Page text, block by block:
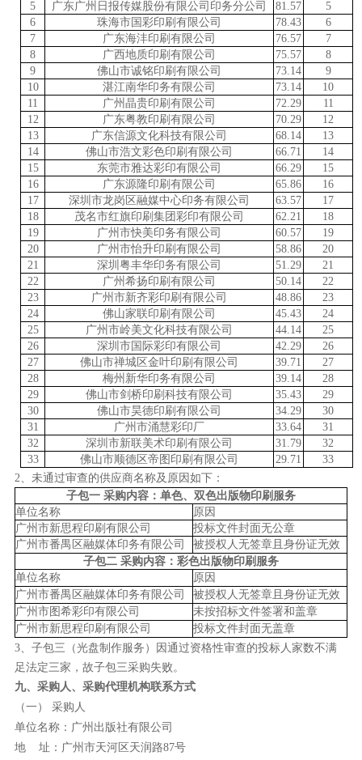
5 广东广州日报传媒股份有限公司印务分公司 81.57
5
6
珠海市国彩印刷有限公司 78.43
6
7
广东海沣印刷有限公司 76.57
7
8
广西地质印刷有限公司 75.57
8
9
佛山市诚铭印刷有限公司 73.14
9
10
湛江南华印务有限公司 73.14
10
11
广州晶贵印刷有限公司 72.29
11
12
广东粤教印刷有限公司 70.29
12
13
广东信源文化科技有限公司 68.14
13
14
佛山市浩文彩色印刷有限公司 66.71
14
15
东莞市雅达彩印有限公司 66.29
15
16
广东源隆印刷有限公司 65.86
16
17
深圳市龙岗区融媒中心印务有限公司 63.57
17
18
茂名市红旗印刷集团彩印有限公司 62.21
18
19
广州市快美印务有限公司 60.57
19
20
广州市怡升印刷有限公司 58.86
20
21
深圳粤丰华印务有限公司 51.29
21
22
广州希扬印刷有限公司 50.14
22
23
广州市新齐彩印刷有限公司 48.86
23
24
佛山家联印刷有限公司 45.43
24
25
广州市岭美文化科技有限公司 44.14
25
26
深圳市国际彩印有限公司 42.29
26
27
佛山市禅城区金叶印刷有限公司 39.71
27
28
梅州新华印务有限公司 39.14
28
29
佛山市剑桥印刷科技有限公司 35.43
29
30
佛山市昊德印刷有限公司 34.29
30
31
广州市涌慧彩印厂 33.64
31
32
深圳市新联美术印刷有限公司 31.79
32
33
佛山市顺德区帝图印刷有限公司 29.71
33
2、 未通过审查的供应商名称及原因如下：
子包一 采购内容：单色、双色出版物印刷服务
单位名称
原因
广州市新思程印刷有限公司
投标文件封面无公章
广州市番禺区融媒体印务有限公司
被授权人无签章且身份证无效
子包二 采购内容：彩色出版物印刷服务
单位名称
原因
广州市番禺区融媒体印务有限公司
被授权人无签章且身份证无效
广州市图希彩印有限公司
未按招标文件签署和盖章
广州市新思程印刷有限公司
投标文件封面无盖章
3、子包三（光盘制作服务）因通过资格性审查的投标人家数不满
足法定三家，故子包三采购失败。
九、 采购人、 采购代理机构联系方式
（一）
采购 人
单位名称： 广州出版社有限公司
地
址： 广州市天河区天润路87号